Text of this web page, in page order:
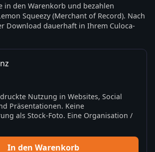
in den Warenkorb und bezahlen
Squeezy (Merchant of Record). Nach
Download dauerhaft in Ihrem Culoca-
Nutzung in Websites, Social
Präsentationen. Keine
als Stock-Foto. Eine Organisation /
In den Warenkorb